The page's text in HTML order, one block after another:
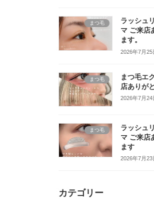
まつ毛
ラッシュ
マ ご来店
ます。
2026年7月25
まつ毛
まつ毛エ
店ありが
2026年7月24
まつ毛
ラッシュ
マ ご来店
ます
2026年7月23
カテゴリー